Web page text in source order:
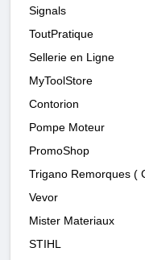
Signals
ToutPratique
Sellerie en Ligne
MyToolStore
Contorion
Pompe Moteur
PromoShop
Trigano Remorques (
Vevor
Mister Materiaux
STIHL